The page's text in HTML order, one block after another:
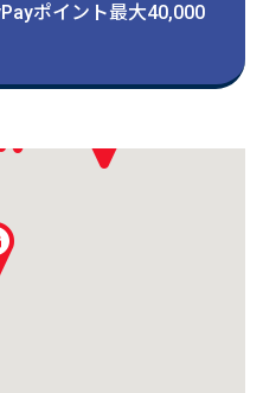
ポイント最大40,000